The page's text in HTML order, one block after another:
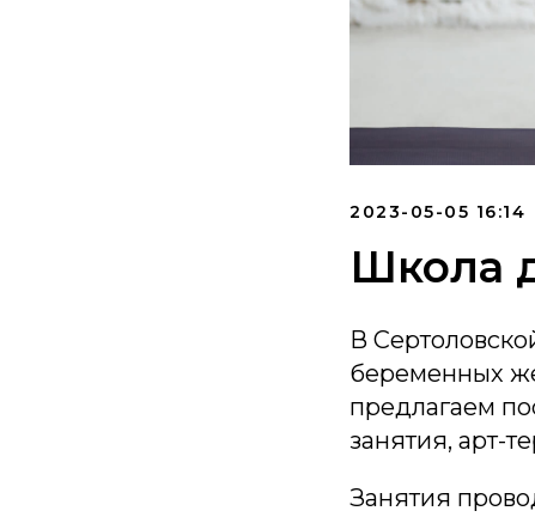
2023-05-05 16:14
Школа
В
беременных
предлагаем
занятия, арт-
Занятия